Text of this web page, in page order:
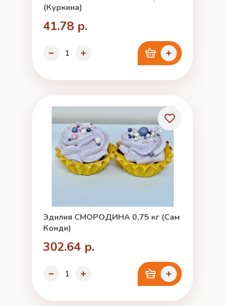
(Куркина)
41.78 р.
Эдилия СМОРОДИНА 0,75 кг (Сам
Конди)
302.64 р.